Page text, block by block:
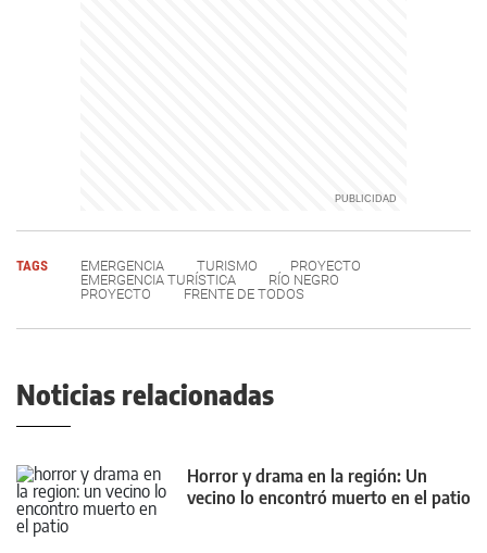
TAGS EMERGENCIA TURISMO
PROYECTO
EMERGENCIA TURÍSTICA
RÍO NEGRO
PROYECTO
FRENTE DE TODOS
Noticias relacionadas
Horror y drama en la región: Un
vecino lo encontró muerto en el patio